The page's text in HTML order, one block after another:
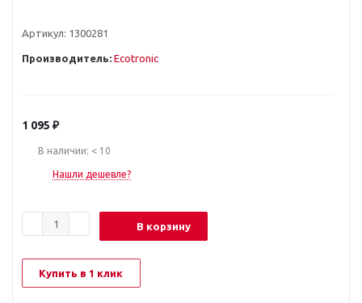
Артикул: 1300281
Производитель: Ecotronic
1 095 ₽
В наличии: < 10
Нашли дешевле?
В корзину
Купить в 1 клик